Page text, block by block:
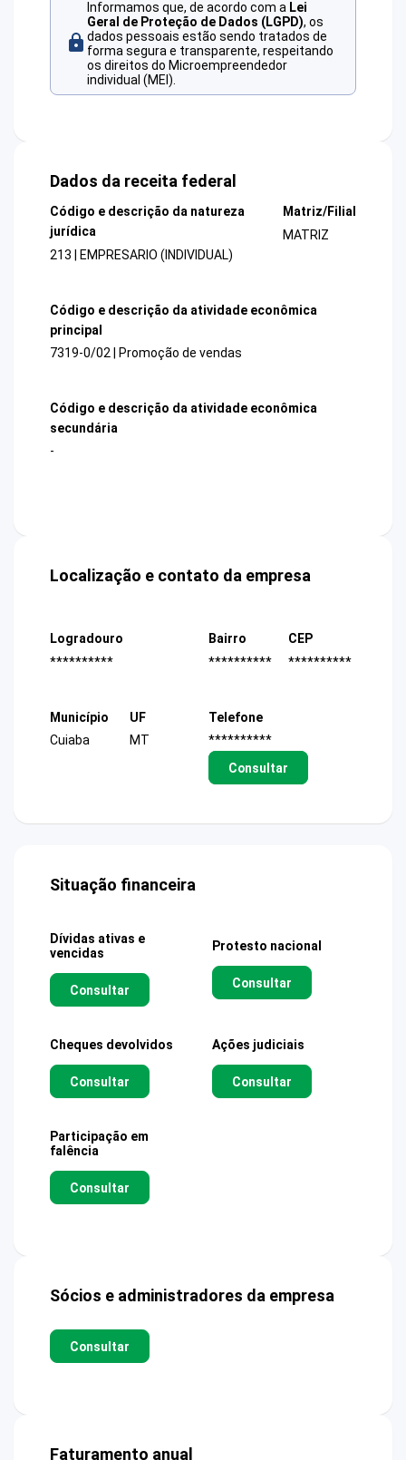
Informamos que, de acordo com a Lei
Geral de Proteção de Dados (LGPD), os
dados pessoais estão sendo tratados de
forma segura e transparente, respeitando
os direitos do Microempreendedor
individual (MEI).
Dados da receita federal
Código e descrição da natureza
jurídica
213 | EMPRESARIO (INDIVIDUAL)
Matriz/Filial
MATRIZ
Código e descrição da atividade econômica
principal
7319-0/02 | Promoção de vendas
Código e descrição da atividade econômica
secundária
-
Localização e contato da empresa
Logradouro
**********
Bairro
**********
CEP
**********
Município
Cuiaba
UF
MT
Telefone
**********
Consultar
Situação financeira
Dívidas ativas e
vencidas
Consultar
Protesto nacional
Consultar
Cheques devolvidos
Consultar
Ações judiciais
Consultar
Participação em
falência
Consultar
Sócios e administradores da empresa
Consultar
Faturamento anual